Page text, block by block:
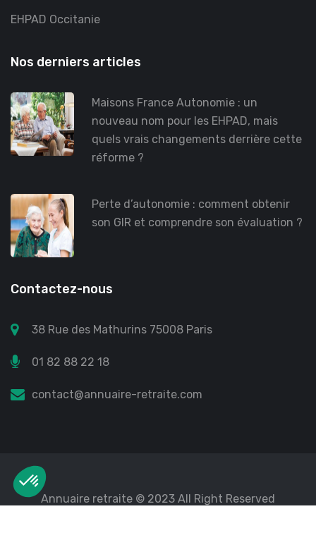
EHPAD Occitanie
Nos derniers articles
Maisons France Autonomie : un
nouveau nom pour les EHPAD, mais
quels vrais changements derrière cette
réforme ?
Perte d’autonomie : comment obtenir
son GIR et comprendre son évaluation ?
Contactez-nous
38 Rue des Mathurins 75008 Paris
01 82 88 22 18
contact@annuaire-retraite.com
Annuaire retraite © 2023 All Right Reserved